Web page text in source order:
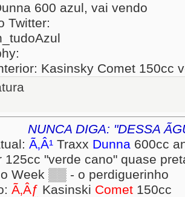
600 azul, vai vendo
Twitter:
Kasinsky Comet 150cc
NUNCA DIGA: "DESSA
Ã‚Â¹ Traxx Dunna 600cc
125cc "verde cano" quase
Week ▒▒ - o perdiguerinho
Ã‚Âƒ Kasinski Comet 150cc